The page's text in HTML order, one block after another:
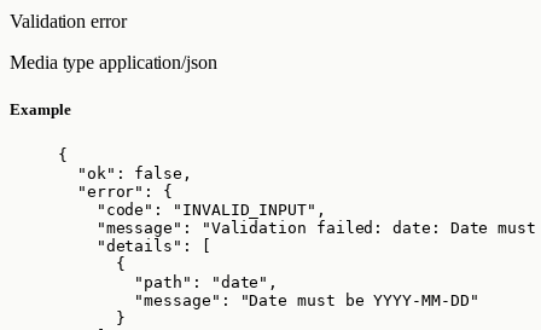
Validation error
Media type application/json
Example
{
"ok" : false ,
"error" : {
"code" : " INVALID_INPUT" ,
"message" : "Validation failed: date: Date must be
"details" : [
{
"path" : "date " ,
"message" : "Date must be YYYY-MM-DD "
}